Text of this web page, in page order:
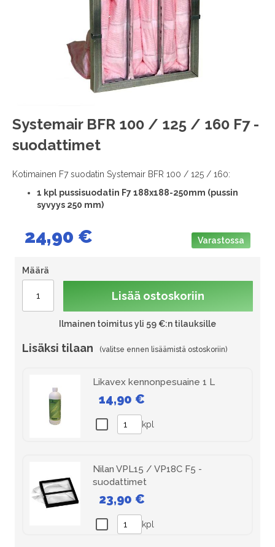
Systemair BFR 100 / 125 / 160 F7 -
suodattimet
Kotimainen F7 suodatin Systemair BFR 100 / 125 / 160:
1 kpl pussisuodatin F7 188x188-250mm (pussin
syvyys 250 mm)
24,90 € Varastossa
Määrä
Lisää ostoskoriin
Ilmainen toimitus yli 59 €:n tilauksille
Lisäksi tilaan
Likavex kennonpesuaine 1 L
14,90 €
kpl
Nilan VPL15 / VP18C F5 -
suodattimet
23,90 €
kpl
Skip
to
the
of
images
gallery